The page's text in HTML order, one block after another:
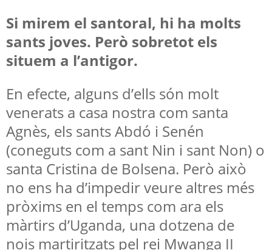
Si mirem el santoral, hi ha molts
sants joves. Però sobretot els
situem a l’antigor.
En efecte, alguns d’ells són molt
venerats a casa nostra com santa
Agnès, els sants Abdó i Senén
(coneguts com a sant Nin i sant Non) o
santa Cristina de Bolsena. Però això
no ens ha d’impedir veure altres més
pròxims en el temps com ara els
màrtirs d’Uganda, una dotzena de
nois martiritzats pel rei Mwanga II